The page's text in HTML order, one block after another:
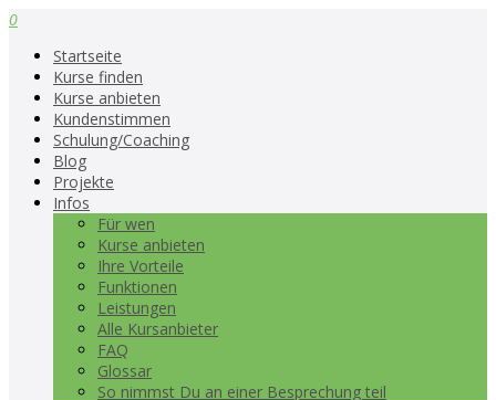
0
Startseite
Kurse finden
Kurse anbieten
Kundenstimmen
Schulung/Coaching
Blog
Projekte
Infos
Für wen
Kurse anbieten
Ihre Vorteile
Funktionen
Leistungen
Alle Kursanbieter
FAQ
Glossar
So nimmst Du an einer Besprechung teil